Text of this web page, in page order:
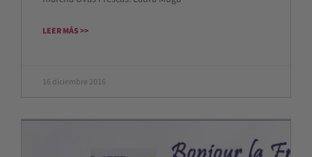
LEER MÁS >>
16 diciembre 2016